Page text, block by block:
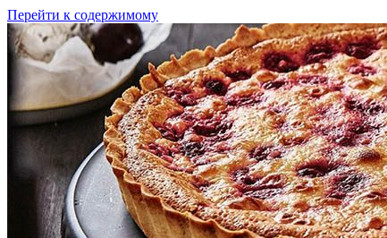
Перейти к содержимому